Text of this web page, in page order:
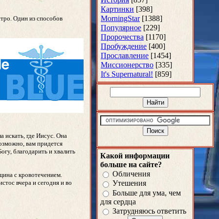
Один из способов
искать, где Иисус. Она
вам придется
благодарить и хвалить
с кровотечением.
вчера и сегодня и во
Картинки [398]
MorningStar [1388]
Популярное [229]
Пророчества [1170]
Пробуждение [400]
Прославление [1454]
Миссионерство [335]
It's Supernatural! [859]
Какой информации
больше на сайте?
Обличения
Утешения
Больше для ума, чем
для сердца
Затрудняюсь ответить